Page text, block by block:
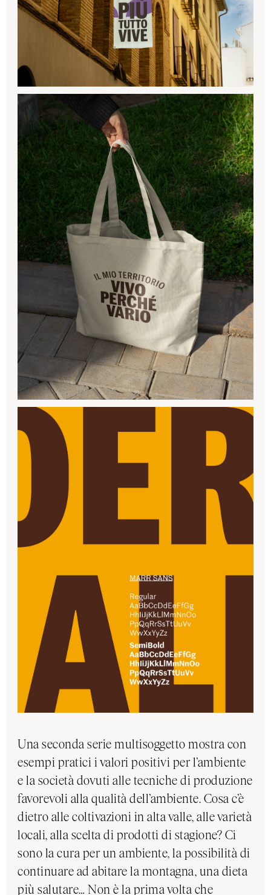
Una seconda serie multisoggetto mostra con
esempi pratici i valori positivi per l’ambiente
e la società dovuti alle tecniche di produzione
favorevoli alla qualità dell’ambiente. Cosa c’è
dietro alle coltivazioni in alta valle, alle varietà
locali, alla scelta di prodotti di stagione? Ci
sono la cura per un ambiente, la possibilità di
continuare ad abitare la montagna, una dieta
più salutare… Non è la prima volta che